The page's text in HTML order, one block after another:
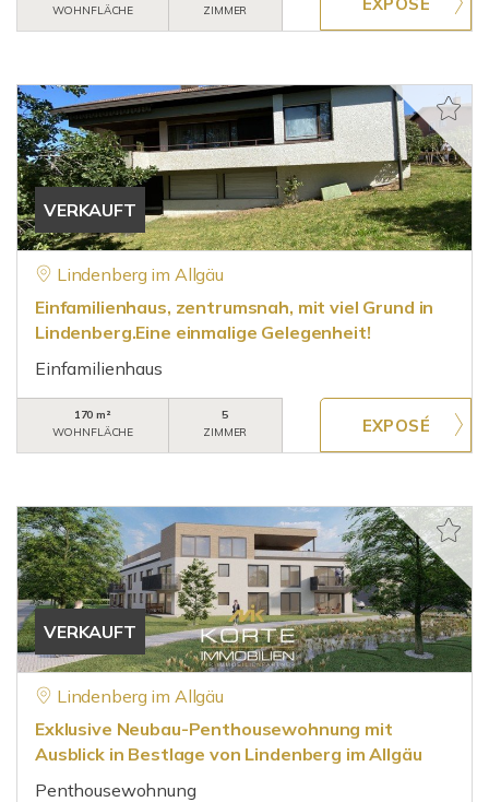
WOHNFLÄCHE
ZIMMER
VERKAUFT
Lindenberg im Allgäu
Einfamilienhaus, zentrumsnah, mit viel Grund in
Lindenberg.Eine einmalige Gelegenheit!
Einfamilienhaus
170 m²
WOHNFLÄCHE
5
ZIMMER
VERKAUFT
Lindenberg im Allgäu
Exklusive Neubau-Penthousewohnung mit
Ausblick in Bestlage von Lindenberg im Allgäu
Penthousewohnung